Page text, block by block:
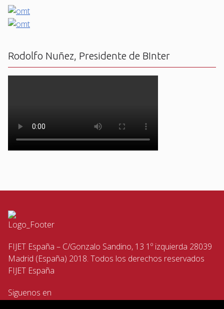
Rodolfo Nuñez, Presidente de BInter
FIJET España – C/Gonzalo Sandino, 13 1º izquierda 28039
Madrid (España) 2018. Todos los derechos reservados
FIJET España
Siguenos en